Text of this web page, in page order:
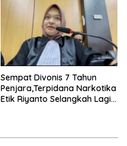
Sempat Divonis 7 Tahun
Penjara,Terpidana Narkotika
Etik Riyanto Selangkah Lagi